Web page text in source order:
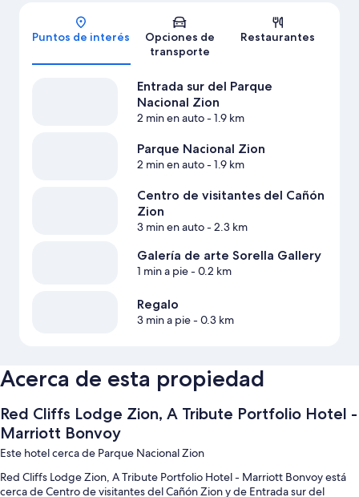
Mapa
Puntos de interés
Opciones de
transporte
Restaurantes
Entrada sur del Parque
Nacional Zion
2 min en auto- 1.9 km
Parque Nacional Zion
2 min en auto- 1.9 km
Centro de visitantes del Cañón
Zion
3 min en auto- 2.3 km
Galería de arte Sorella Gallery
1 min a pie- 0.2 km
Regalo
3 min a pie- 0.3 km
Acerca de esta propiedad
Red Cliffs Lodge Zion, A Tribute Portfolio Hotel -
Marriott Bonvoy
Este hotel cerca de Parque Nacional Zion
Red Cliffs Lodge Zion, A Tribute Portfolio Hotel - Marriott Bonvoy está
cerca de Centro de visitantes del Cañón Zion y de Entrada sur del